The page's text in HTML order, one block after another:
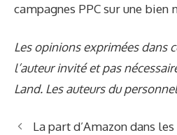
campagnes PPC sur une bien
Les opinions exprimées dans
l’auteur invité et pas
Land. Les auteurs du
La part d’Amazon dans